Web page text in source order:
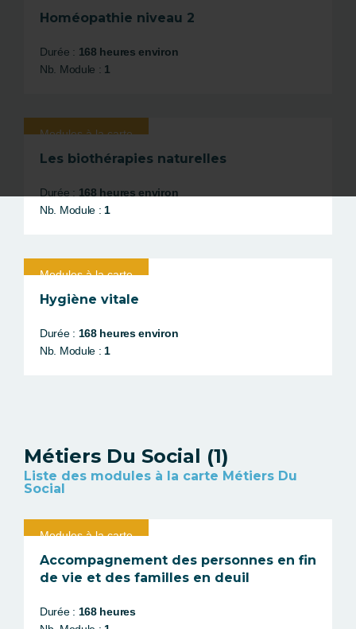
Homéopathie niveau 2
Durée : 168 heures environ
Nb. Module : 1
Modules à la carte
Les biothérapies naturelles
Durée : 168 heures environ
Nb. Module : 1
Modules à la carte
Hygiène vitale
Durée : 168 heures environ
Nb. Module : 1
Métiers Du Social (1)
Liste des modules à la carte Métiers Du
Social
Modules à la carte
Accompagnement des personnes en fin
de vie et des familles en deuil
Durée : 168 heures